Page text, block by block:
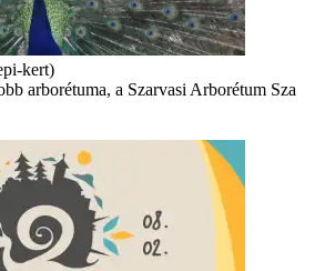
kert)
arborétuma, a Szarvasi Arborétum Sza